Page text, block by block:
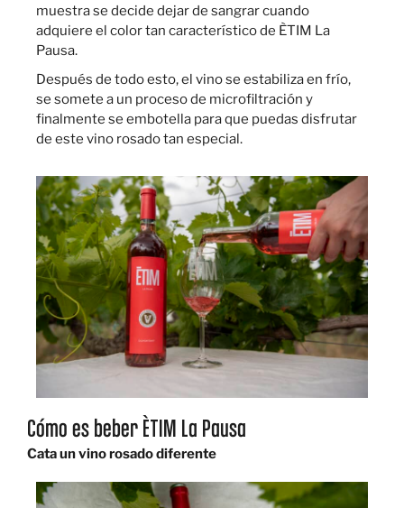
muestra se decide dejar de sangrar cuando
adquiere el color tan característico de ÈTIM La
Pausa.
Después de todo esto, el vino se estabiliza en frío,
se somete a un proceso de microfiltración y
finalmente se embotella para que puedas disfrutar
de este vino rosado tan especial.
Cómo es beber ÈTIM La Pausa
Cata un vino rosado diferente